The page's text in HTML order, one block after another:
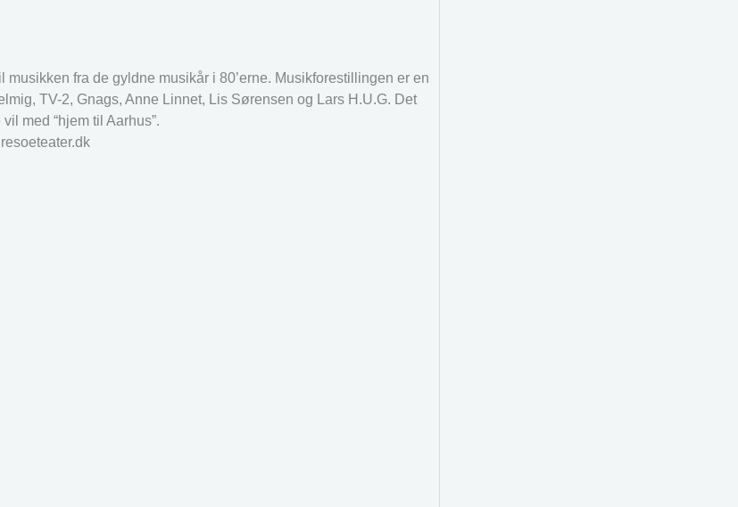
fra de gyldne musikår i 80’erne. Musikforestillingen er en
TV-2, Gnags, Anne Linnet, Lis Sørensen og Lars H.U.G. Det
med “hjem til Aarhus”.